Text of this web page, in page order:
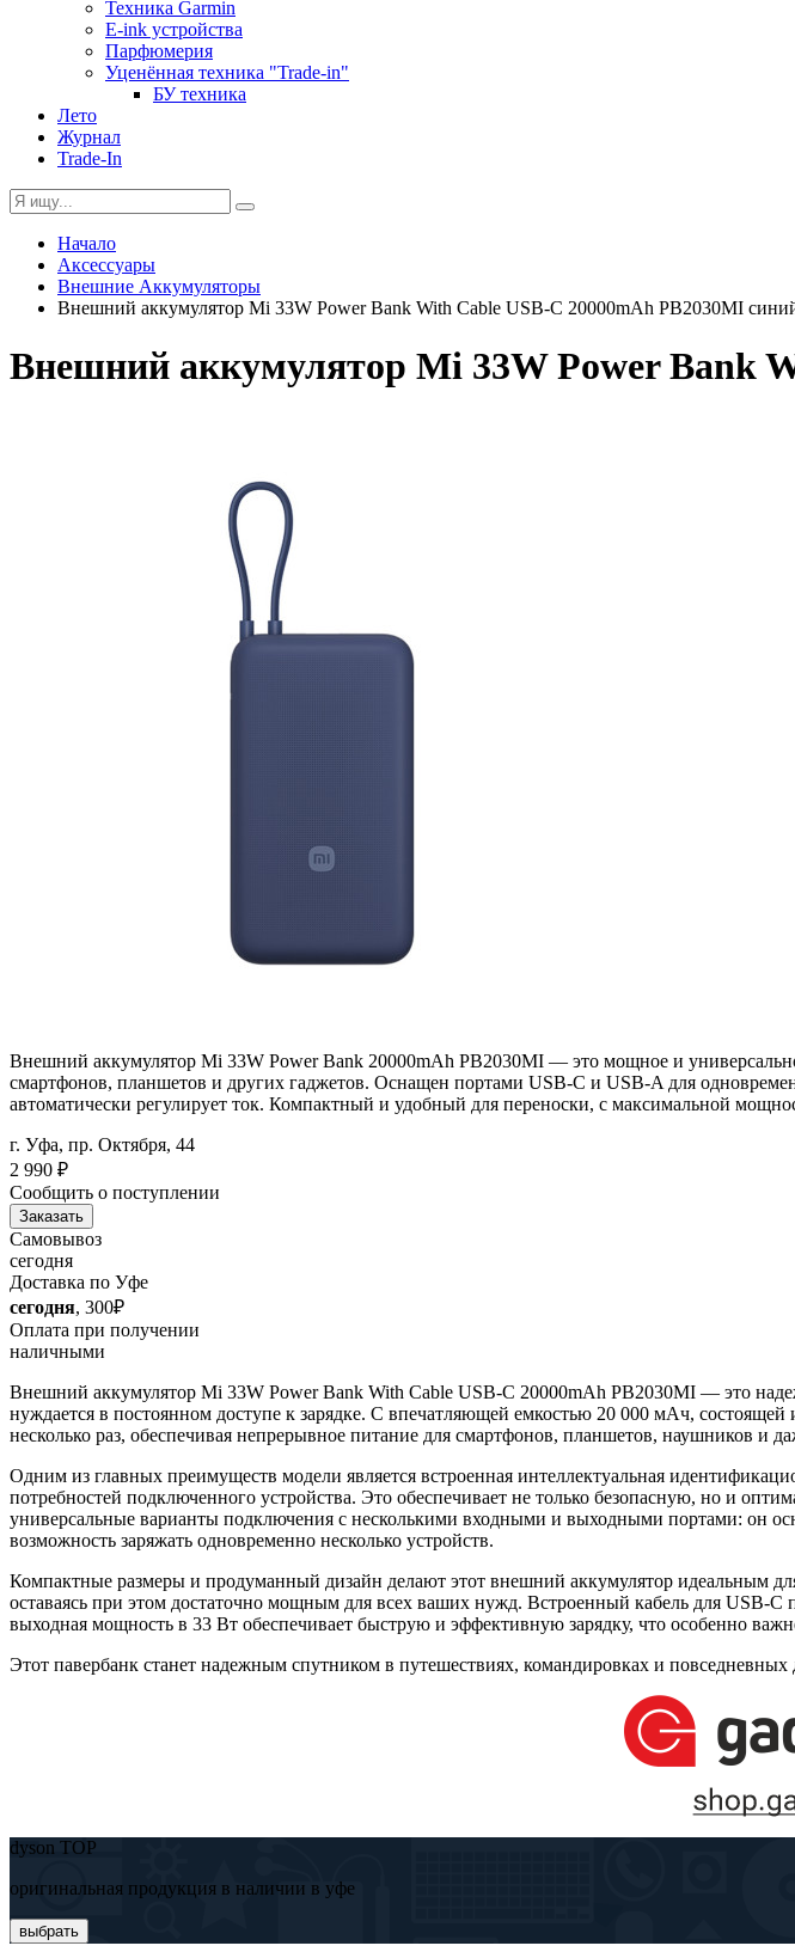
Техника Garmin
E-ink устройства
Парфюмерия
Уценённая техника "Trade-in"
БУ техника
Лето
Журнал
Trade-In
Начало
Аксессуары
Внешние Аккумуляторы
Внешний аккумулятор Mi 33W Power Bank With Cable USB-C 20000mAh PB2030MI
Внешний аккумулятор Mi 33W Power Bank
Внешний аккумулятор Mi 33W Power Bank 20000mAh PB2030MI — это мощное и
смартфонов, планшетов и других гаджетов. Оснащен портами USB-C и USB-A для
автоматически регулирует ток. Компактный и удобный для переноски, с максимальной
г. Уфа, пр. Октября, 44
2 990 ₽
Сообщить о поступлении
Заказать
Самовывоз
сегодня
Доставка по Уфе
сегодня, 300₽
Оплата при получении
наличными
Внешний аккумулятор Mi 33W Power Bank With Cable USB-C 20000mAh PB2030MI — это
нуждается в постоянном доступе к зарядке. С впечатляющей емкостью 20 000 мАч,
несколько раз, обеспечивая непрерывное питание для смартфонов, планшетов, наушников и
Одним из главных преимуществ модели является встроенная интеллектуальная
потребностей подключенного устройства. Это обеспечивает не только безопасную, но и
универсальные варианты подключения с несколькими входными и выходными портами: он
возможность заряжать одновременно несколько устройств.
Компактные размеры и продуманный дизайн делают этот внешний аккумулятор идеальным
оставаясь при этом достаточно мощным для всех ваших нужд. Встроенный кабель для USB-C
выходная мощность в 33 Вт обеспечивает быструю и эффективную зарядку, что особенно
Этот павербанк станет надежным спутником в путешествиях, командировках и повседневных
dyson TOP
оригинальная продукция в наличии в уфе
выбрать